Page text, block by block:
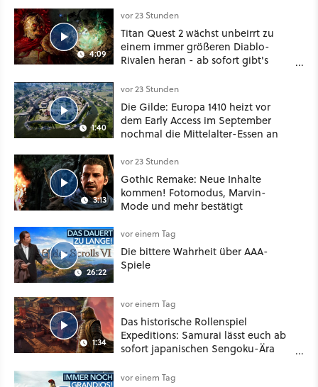
4:09
vor 23 Stunden
Titan Quest 2 wächst unbeirrt zu
einem immer größeren Diablo-
Rivalen heran - ab sofort gibt's
Klasse
1:40
vor 23 Stunden
Die Gilde: Europa 1410 heizt vor
dem Early Access im September
nochmal die Mittelalter-Essen an
3:13
vor 23 Stunden
Gothic Remake: Neue Inhalte
kommen! Fotomodus, Marvin-
Mode und mehr bestätigt
26:22
vor einem Tag
Die bittere Wahrheit über AAA-
Spiele
1:34
vor einem Tag
Das historische Rollenspiel
Expeditions: Samurai lässt euch ab
sofort japanischen Sengoku-Ära
oder Diplomatie
vor einem Tag